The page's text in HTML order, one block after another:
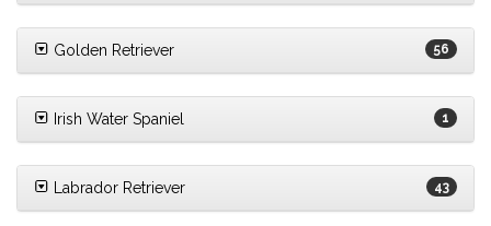
Golden Retriever 56
Irish Water Spaniel 1
Labrador Retriever 43